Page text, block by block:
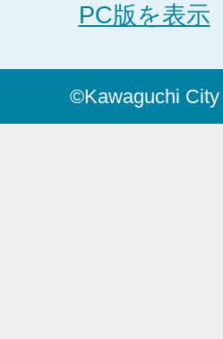
PC版を表示
©Kawaguchi City